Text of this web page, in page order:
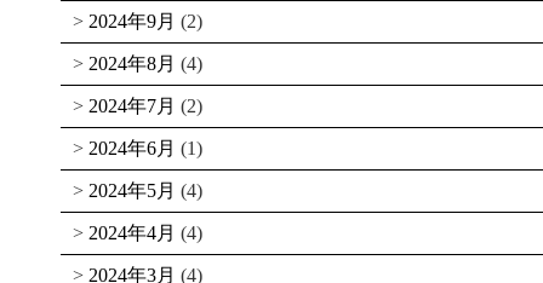
2024年9月 (2)
2024年8月 (4)
2024年7月 (2)
2024年6月 (1)
2024年5月 (4)
2024年4月 (4)
2024年3月 (4)